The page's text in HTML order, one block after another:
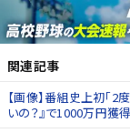
関連記事
【画像】番組史上初「
いの？』で1000万円獲